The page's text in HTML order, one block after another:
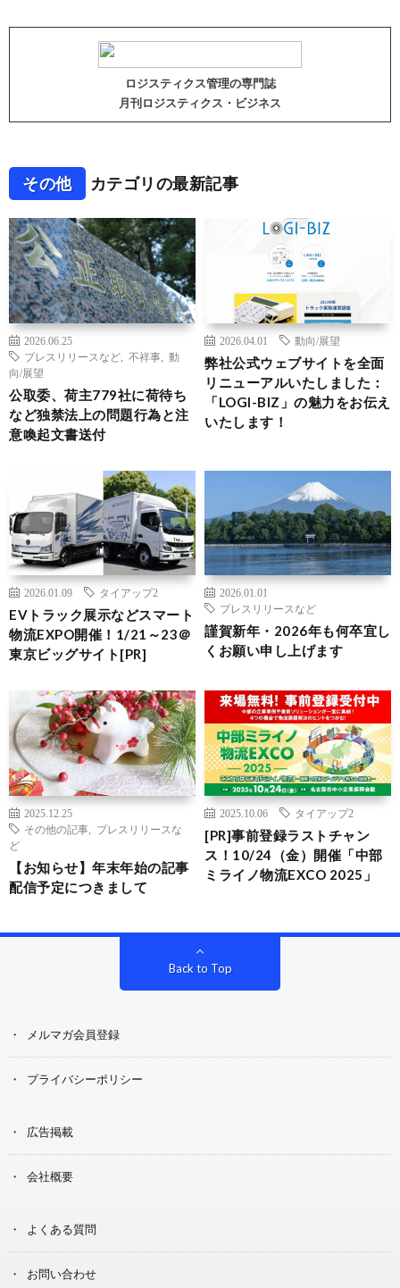
ロジスティクス管理の専門誌
月刊ロジスティクス・ビジネス
その他 カテゴリの最新記事
2026.06.25
プレスリリースなど
不祥事
動
向/展望
公取委、荷主779社に荷待ち
など独禁法上の問題行為と注
意喚起文書送付
2026.04.01 動向/展望
弊社公式ウェブサイトを全面
リニューアルいたしました：
「LOGI-BIZ」の魅力をお伝え
いたします！
2026.01.09 タイアップ2
EVトラック展示などスマート
物流EXPO開催！1/21～23＠
東京ビッグサイト[PR]
2026.01.01
プレスリリースなど
謹賀新年・2026年も何卒宜し
くお願い申し上げます
2025.12.25
その他の記事
プレスリリースな
ど
【お知らせ】年末年始の記事
配信予定につきまして
2025.10.06 タイアップ2
[PR]事前登録ラストチャン
ス！10/24（金）開催「中部
ミライノ物流EXCO 2025」
Back to Top
メルマガ会員登録
プライバシーポリシー
広告掲載
会社概要
よくある質問
お問い合わせ